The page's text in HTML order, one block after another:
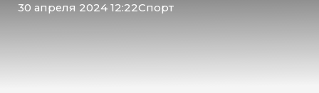
30 апреля 2024 12:22Спорт